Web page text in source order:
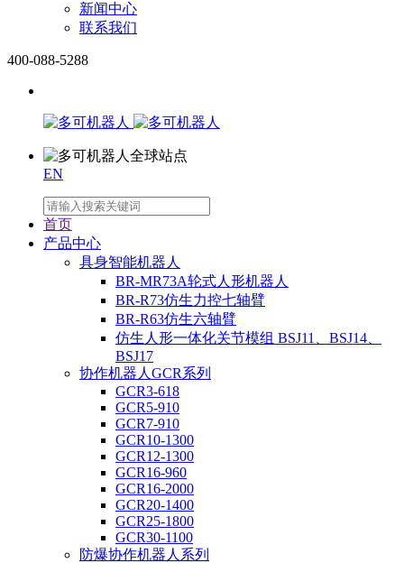
新闻中心
联系我们
400-088-5288
EN
首页
产品中心
具身智能机器人
BR-MR73A轮式人形机器人
BR-R73仿生力控七轴臂
BR-R63仿生六轴臂
仿生人形一体化关节模组 BSJ11、BSJ14、
BSJ17
协作机器人GCR系列
GCR3-618
GCR5-910
GCR7-910
GCR10-1300
GCR12-1300
GCR16-960
GCR16-2000
GCR20-1400
GCR25-1800
GCR30-1100
防爆协作机器人系列